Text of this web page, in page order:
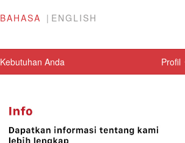
BAHASA ENGLISH
Kebutuhan Anda Profil